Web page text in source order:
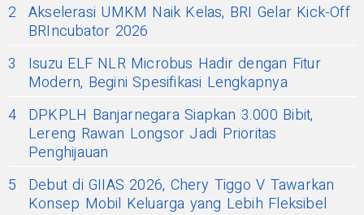
2 Akselerasi UMKM Naik Kelas, BRI Gelar Kick-Off
BRIncubator 2026
3
Isuzu ELF NLR Microbus Hadir dengan Fitur
Modern, Begini Spesifikasi Lengkapnya
4 DPKPLH Banjarnegara Siapkan 3.000 Bibit,
Lereng Rawan Longsor Jadi Prioritas
Penghijauan
5
Debut di GIIAS 2026, Chery Tiggo V Tawarkan
Konsep Mobil Keluarga yang Lebih Fleksibel